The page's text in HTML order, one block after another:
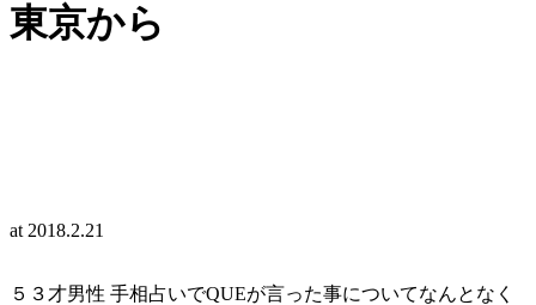
東京から
at 2018.2.21
５３才男性 手相占いでQUEが言った事についてなんとなく